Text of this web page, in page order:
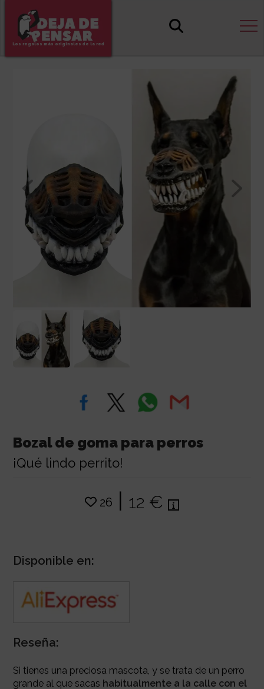
Los regalos más originales de la red
Bozal de goma para perros
¡Qué lindo perrito!
26 | 12 €
Disponible en:
Reseña:
Si tienes una preciosa mascota, y se trata de un perro
grande al que sacas habitualmente a la calle con el